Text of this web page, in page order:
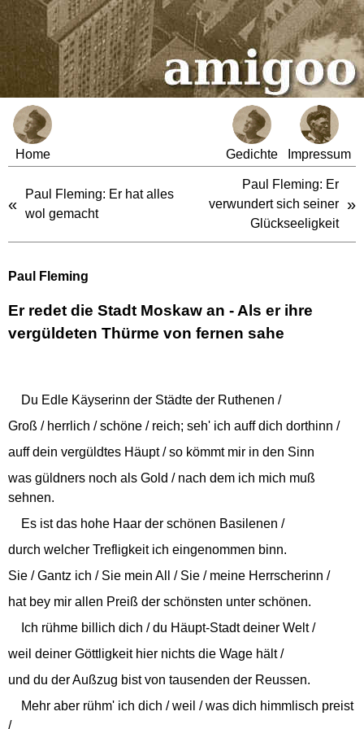
Home Gedichte Impressum
«
Paul Fleming: Er hat alles
wol gemacht
Paul Fleming: Er
verwundert sich seiner
Glückseeligkeit
»
Paul Fleming
Er redet die Stadt Moskaw an - Als er ihre
vergüldeten Thürme von fernen sahe
Du Edle Käyserinn der Städte der Ruthenen /
Groß / herrlich / schöne / reich; seh' ich auff dich dorthinn /
auff dein vergüldtes Häupt / so kömmt mir in den Sinn
was güldners noch als Gold / nach dem ich mich muß
sehnen.
Es ist das hohe Haar der schönen Basilenen /
durch welcher Trefligkeit ich eingenommen binn.
Sie / Gantz ich / Sie mein All / Sie / meine Herrscherinn /
hat bey mir allen Preiß der schönsten unter schönen.
Ich rühme billich dich / du Häupt-Stadt deiner Welt /
weil deiner Göttligkeit hier nichts die Wage hält /
und du der Außzug bist von tausenden der Reussen.
Mehr aber rühm' ich dich / weil / was dich himmlisch preist
/